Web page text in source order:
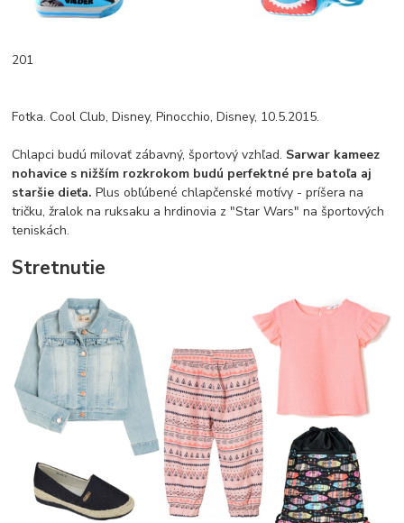
201
Fotka. Cool Club, Disney, Pinocchio, Disney, 10.5.2015.
Chlapci budú milovať zábavný, športový vzhľad. Sarwar kameez
nohavice s nižším rozkrokom budú perfektné pre batoľa aj
staršie dieťa. Plus obľúbené chlapčenské motívy - príšera na
tričku, žralok na ruksaku a hrdinovia z "Star Wars" na športových
teniskách.
Stretnutie